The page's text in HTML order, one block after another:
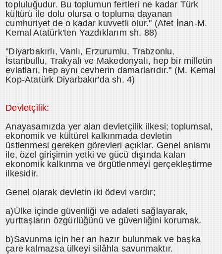
topluluğudur. Bu toplumun fertleri ne kadar Türk
kültürü ile dolu olursa o topluma dayanan
cumhuriyet de o kadar kuvvetli olur." (Afet İnan-M.
Kemal Atatürk'ten Yazdıklarım sh. 88)
"Diyarbakırlı, Vanlı, Erzurumlu, Trabzonlu,
İstanbullu, Trakyalı ve Makedonyalı, hep bir milletin
evlatları, hep aynı cevherin damarlarıdır." (M. Kemal
Kop-Atatürk Diyarbakır'da sh. 4)
Devletçilik:
Anayasamızda yer alan devletçilik ilkesi; toplumsal,
ekonomik ve kültürel kalkınmada devletin
üstlenmesi gereken görevleri açıklar. Genel anlamı
ile, özel girişimin yetki ve gücü dışında kalan
ekonomik kalkınma ve örgütlenmeyi gerçekleştirme
ilkesidir.
Genel olarak devletin iki ödevi vardır;
a)Ülke içinde güvenliği ve adaleti sağlayarak,
yurttaşların özgürlüğünü ve güvenliğini korumak.
b)Savunma için her an hazır bulunmak ve başka
çare kalmazsa ülkeyi silâhla savunmaktır.